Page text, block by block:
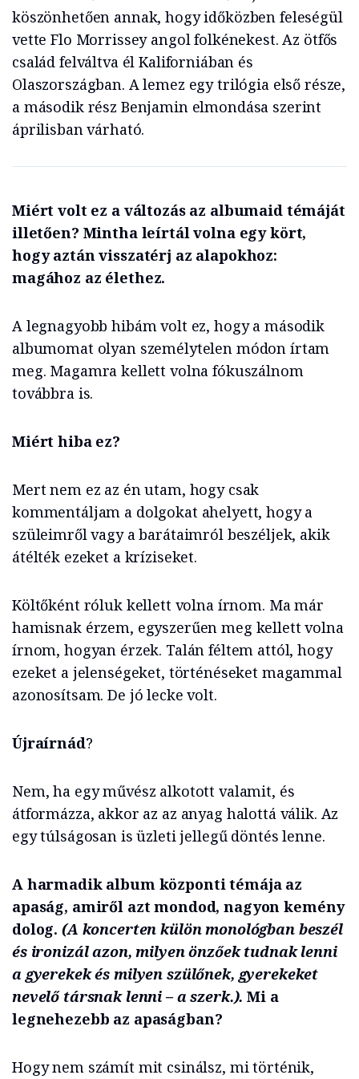
köszönhetően annak, hogy időközben feleségül
vette Flo Morrissey angol folkénekest. Az ötfős
család felváltva él Kaliforniában és
Olaszországban. A lemez egy trilógia első része,
a második rész Benjamin elmondása szerint
áprilisban várható.
Miért volt ez a változás az albumaid témáját
illetően? Mintha leírtál volna egy kört,
hogy aztán visszatérj az alapokhoz:
magához az élethez.
A legnagyobb hibám volt ez, hogy a második
albumomat olyan személytelen módon írtam
meg. Magamra kellett volna fókuszálnom
továbbra is.
Miért hiba ez?
Mert nem ez az én utam, hogy csak
kommentáljam a dolgokat ahelyett, hogy a
szüleimről vagy a barátaimról beszéljek, akik
átélték ezeket a kríziseket.
Költőként róluk kellett volna írnom. Ma már
hamisnak érzem, egyszerűen meg kellett volna
írnom, hogyan érzek. Talán féltem attól, hogy
ezeket a jelenségeket, történéseket magammal
azonosítsam. De jó lecke volt.
Újraírnád?
Nem, ha egy művész alkotott valamit, és
átformázza, akkor az az anyag halottá válik. Az
egy túlságosan is üzleti jellegű döntés lenne.
A harmadik album központi témája az
apaság, amiről azt mondod, nagyon kemény
dolog. (A koncerten külön monológban beszél
és ironizál azon, milyen önzőek tudnak lenni
a gyerekek és milyen szülőnek, gyerekeket
nevelő társnak lenni – a szerk.). Mi a
legnehezebb az apaságban?
Hogy nem számít mit csinálsz, mi történik,